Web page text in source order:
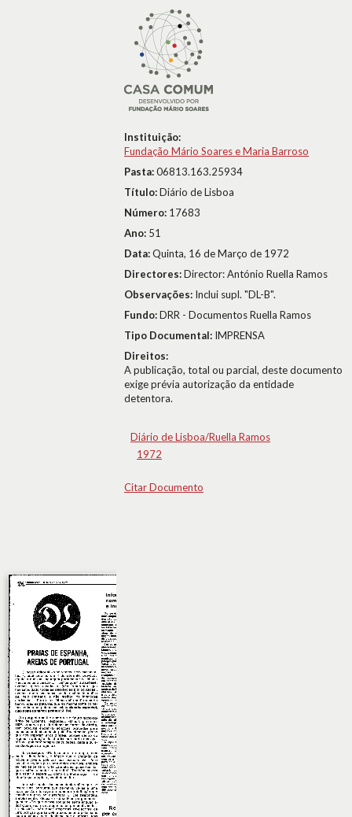
Instituição:
Fundação Mário Soares e Maria Barroso
Pasta:06813.163.25934
Título:Diário de Lisboa
Número: 17683
Ano: 51
Data:Quinta, 16 de Março de 1972
Directores:Director: António Ruella Ramos
Observações: Inclui supl. "DL-B".
Fundo:DRR - Documentos Ruella Ramos
Tipo Documental: IMPRENSA
Direitos:
A publicação, total ou parcial, deste documento
exige prévia autorização da entidade
detentora.
Diário de Lisboa/Ruella Ramos
1972
Citar Documento